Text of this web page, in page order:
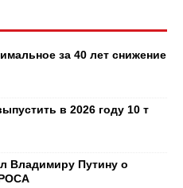
за 40 лет снижение
в 2026 году 10 т
Владимиру Путину о